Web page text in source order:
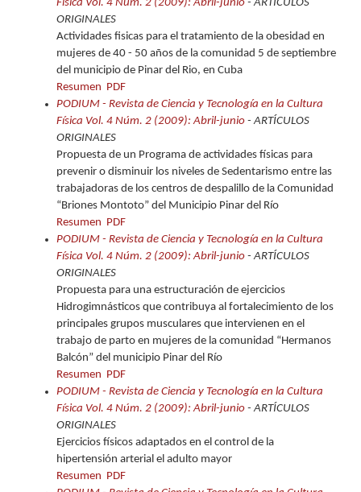
Física Vol. 4 Núm. 2 (2009): Abril-junio - ARTÍCULOS
ORIGINALES
Actividades fisicas para el tratamiento de la obesidad en
mujeres de 40 - 50 años de la comunidad 5 de septiembre
del municipio de Pinar del Rio, en Cuba
Resumen PDF
PODIUM - Revista de Ciencia y Tecnología en la Cultura
Física Vol. 4 Núm. 2 (2009): Abril-junio - ARTÍCULOS
ORIGINALES
Propuesta de un Programa de actividades físicas para
prevenir o disminuir los niveles de Sedentarismo entre las
trabajadoras de los centros de despalillo de la Comunidad
“Briones Montoto” del Municipio Pinar del Río
Resumen PDF
PODIUM - Revista de Ciencia y Tecnología en la Cultura
Física Vol. 4 Núm. 2 (2009): Abril-junio - ARTÍCULOS
ORIGINALES
Propuesta para una estructuración de ejercicios
Hidrogimnásticos que contribuya al fortalecimiento de los
principales grupos musculares que intervienen en el
trabajo de parto en mujeres de la comunidad “Hermanos
Balcón” del municipio Pinar del Río
Resumen PDF
PODIUM - Revista de Ciencia y Tecnología en la Cultura
Física Vol. 4 Núm. 2 (2009): Abril-junio - ARTÍCULOS
ORIGINALES
Ejercicios físicos adaptados en el control de la
hipertensión arterial el adulto mayor
Resumen PDF